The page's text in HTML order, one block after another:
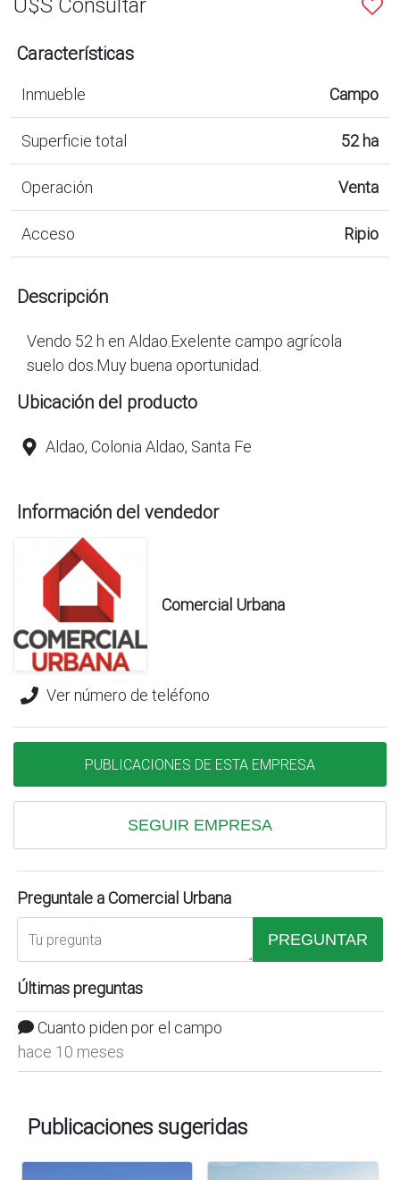
Características
Inmueble Campo
Superficie total 52 ha
Operación Venta
Acceso Ripio
Descripción
Vendo 52 h en Aldao.Exelente campo agrícola
suelo dos.Muy buena oportunidad.
Ubicación del producto
Aldao, Colonia Aldao, Santa Fe
Información del vendedor
Comercial Urbana
Ver número de teléfono
PUBLICACIONES DE ESTA EMPRESA
SEGUIR EMPRESA
Preguntale a Comercial Urbana
PREGUNTAR
Últimas preguntas
Cuanto piden por el campo
hace 10 meses
Publicaciones sugeridas